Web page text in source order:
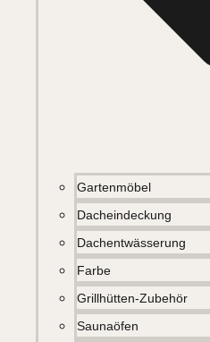
Gartenmöbel
Dacheindeckung
Dachentwässerung
Farbe
Grillhütten-Zubehör
Saunaöfen